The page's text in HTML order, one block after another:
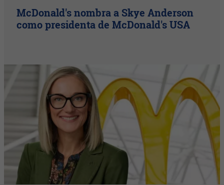
McDonald's nombra a Skye Anderson
como presidenta de McDonald's USA